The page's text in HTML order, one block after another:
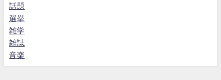
話題
選挙
雑学
雑誌
音楽